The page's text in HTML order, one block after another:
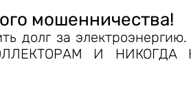
мошенничества!
долг за
И